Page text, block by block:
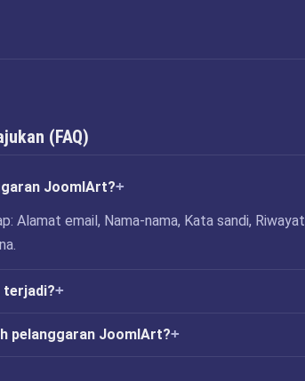
(FAQ)
JoomlArt?
Alamat email, Nama-nama, Kata sandi, Riwayat
terjadi?
pelanggaran JoomlArt?